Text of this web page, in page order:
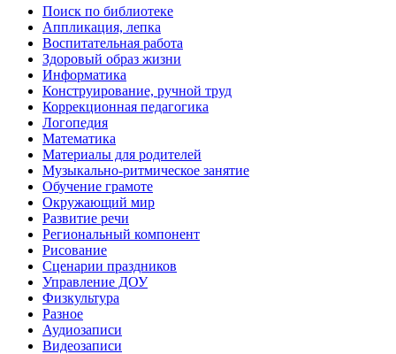
Поиск по библиотеке
Аппликация, лепка
Воспитательная работа
Здоровый образ жизни
Информатика
Конструирование, ручной труд
Коррекционная педагогика
Логопедия
Математика
Материалы для родителей
Музыкально-ритмическое занятие
Обучение грамоте
Окружающий мир
Развитие речи
Региональный компонент
Рисование
Сценарии праздников
Управление ДОУ
Физкультура
Разное
Аудиозаписи
Видеозаписи